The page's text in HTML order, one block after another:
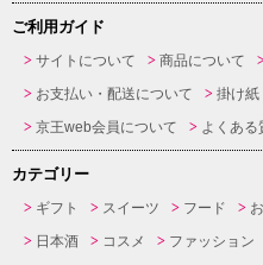
ご利用ガイド
サイトについて 商品について
お支払い・配送について
掛け紙
京王web会員について
よくある
カテゴリー
ギフト スイーツ フード
日本酒
コスメ ファッション